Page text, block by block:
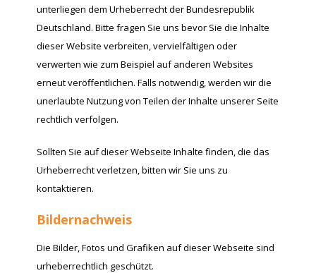
unterliegen dem Urheberrecht der Bundesrepublik
Deutschland. Bitte fragen Sie uns bevor Sie die Inhalte
dieser Website verbreiten, vervielfältigen oder
verwerten wie zum Beispiel auf anderen Websites
erneut veröffentlichen. Falls notwendig, werden wir die
unerlaubte Nutzung von Teilen der Inhalte unserer Seite
rechtlich verfolgen.
Sollten Sie auf dieser Webseite Inhalte finden, die das
Urheberrecht verletzen, bitten wir Sie uns zu
kontaktieren.
Bildernachweis
Die Bilder, Fotos und Grafiken auf dieser Webseite sind
urheberrechtlich geschützt.